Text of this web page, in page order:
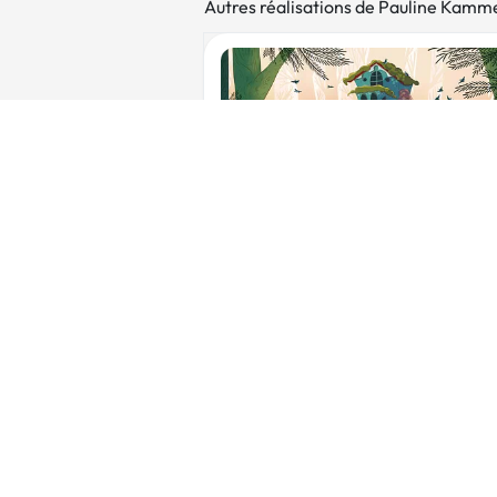
Autres réalisations de Pauline